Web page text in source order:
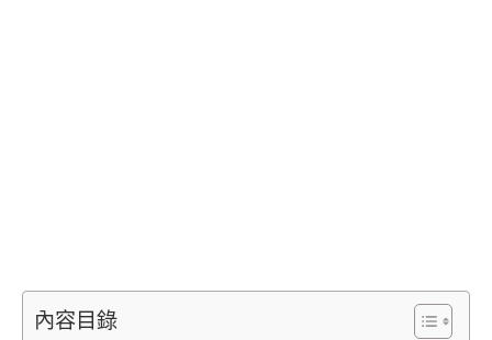
內容目錄